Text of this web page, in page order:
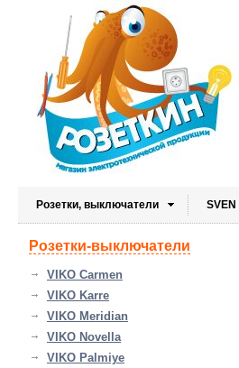
Розетки, выключатели SVEN
Розетки-выключатели
VIKO Carmen
VIKO Karre
VIKO Meridian
VIKO Novella
VIKO Palmiye